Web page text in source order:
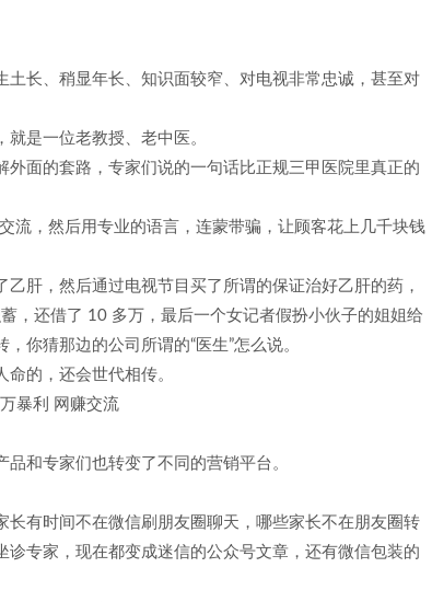
长、稍显年长、知识面较窄、对电视非常忠诚，甚至对
是一位老教授、老中医。
面的套路，专家们说的一句话比正规三甲医院里真正的
流，然后用专业的语言，连蒙带骗，让顾客花上几千块钱
肝，然后通过电视节目买了所谓的保证治好乙肝的药，
，还借了 10 多万，最后一个女记者假扮小伙子的姐姐给
你猜那边的公司所谓的“医生”怎么说。
的，还会世代相传。
和专家们也转变了不同的营销平台。
有时间不在微信刷朋友圈聊天，哪些家长不在朋友圈转
专家，现在都变成迷信的公众号文章，还有微信包装的